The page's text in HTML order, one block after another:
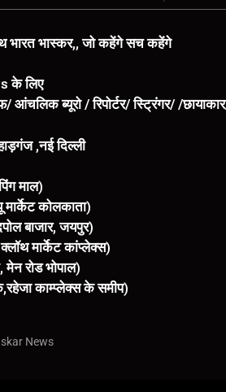
भास्कर,, जो कहेंगे सच कहेंगे
के लिए
ब्यूरो / रिपोर्टर/ स्ट्रिंगर/ /
,नई दिल्ली
माल)
मार्केट कोलकाता)
बाजार, जयपुर)
मार्केट कांप्लेक्स)
मेन रोड भोपाल)
काम्प्लेक्स के समीप)
News